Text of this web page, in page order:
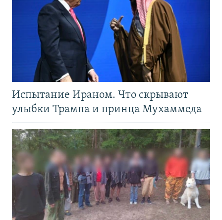
Испытание Ираном. Что скрывают
улыбки Трампа и принца Мухаммеда